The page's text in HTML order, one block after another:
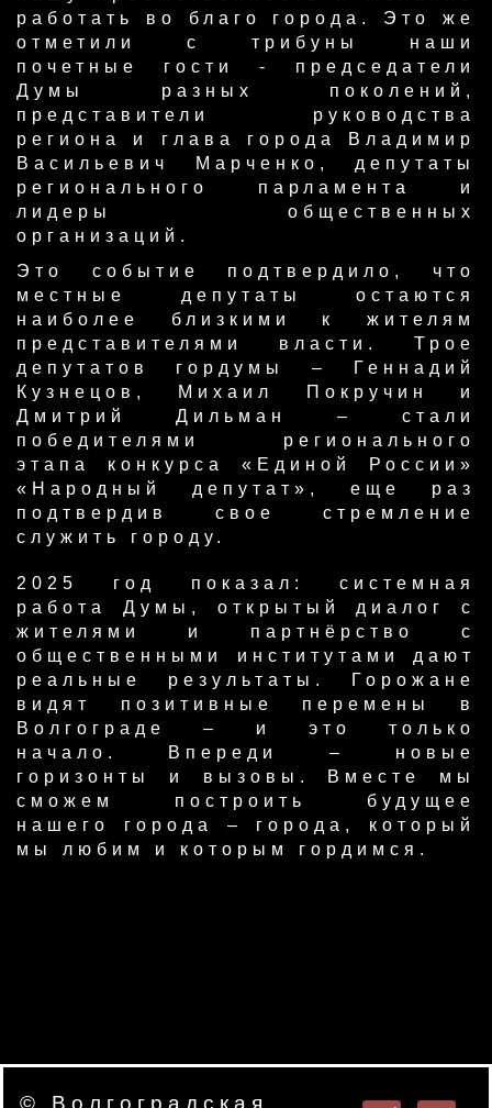
работать во благо города. Это же
отметили с трибуны наши
почетные гости - председатели
Думы разных поколений,
представители руководства
региона и глава города Владимир
Васильевич Марченко, депутаты
регионального парламента и
лидеры общественных
организаций.
Это событие подтвердило, что
местные депутаты остаются
наиболее близкими к жителям
представителями власти. Трое
депутатов гордумы – Геннадий
Кузнецов, Михаил Покручин и
Дмитрий Дильман – стали
победителями регионального
этапа конкурса «Единой России»
«Народный депутат», еще раз
подтвердив свое стремление
служить городу.
​2025 год показал: системная
работа Думы, открытый диалог с
жителями и партнёрство с
общественными институтами дают
реальные результаты. Горожане
видят позитивные перемены в
Волгограде – и это только
начало. Впереди – новые
горизонты и вызовы. Вместе мы
сможем построить будущее
нашего города – города, который
мы любим и которым гордимся.​
© Волгоградская